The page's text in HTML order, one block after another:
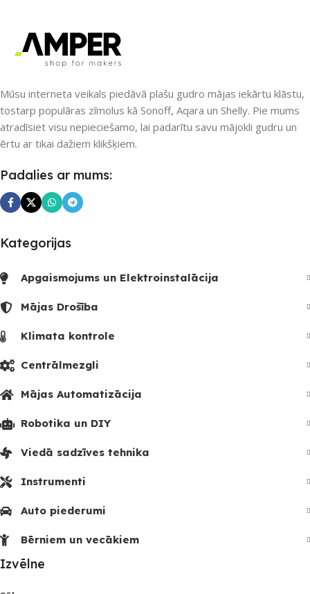
SKAITS
Mūsu interneta veikals piedāvā plašu gudro mājas iekārtu klāstu,
tostarp populāras zīmolus kā Sonoff, Aqara un Shelly. Pie mums
atradīsiet visu nepieciešamo, lai padarītu savu mājokli gudru un
ērtu ar tikai dažiem klikšķiem.
Padalies ar mums:
Kategorijas
Apgaismojums un Elektroinstalācija
Mājas Drošība
Klimata kontrole
Centrālmezgli
Mājas Automatizācija
Robotika un DIY
Viedā sadzīves tehnika
Instrumenti
Auto piederumi
Bērniem un vecākiem
Izvēlne